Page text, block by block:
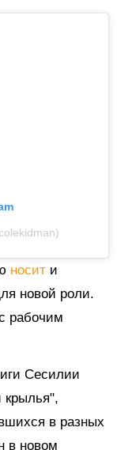
носит и
новой роли.
рабочим
Сесилии
в разных
в новом